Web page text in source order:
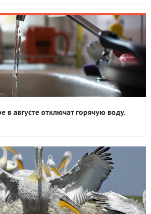
в августе отключат горячую воду.